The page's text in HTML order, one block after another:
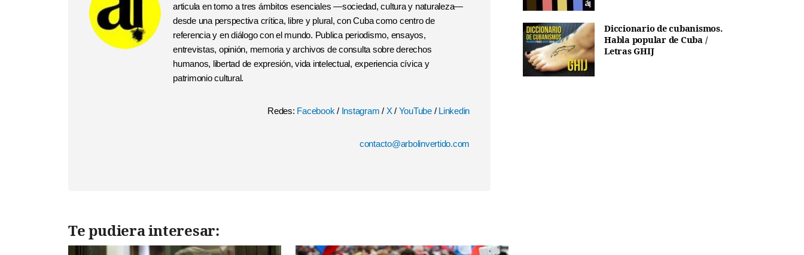
articula en torno a tres ámbitos esenciales —sociedad, cultura y naturaleza—
desde una perspectiva crítica, libre y plural, con Cuba como centro de
referencia y en diálogo con el mundo. Publica periodismo, ensayos,
entrevistas, opinión, memoria y archivos de consulta sobre derechos
humanos, libertad de expresión, vida intelectual, experiencia cívica y
patrimonio cultural.
Redes: Facebook / Instagram / X/ YouTube / Linkedin
contacto@arbolinvertido.com
Te pudiera interesar:
Diccionario de cubanismos.
Habla popular de Cuba /
Letras GHIJ